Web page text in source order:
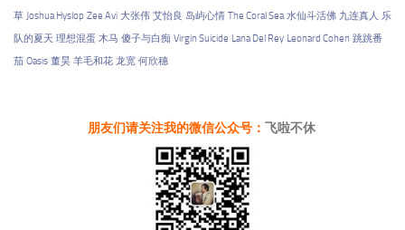
草 Joshua Hyslop Zee Avi 大张伟 艾怡良 岛屿心情 The Coral Sea 水仙斗活佛 九连真人 乐
队的夏天 理想混蛋 木马 傻子与白痴 Virgin Suicide Lana Del Rey Leonard Cohen 跳跳番
茄 Oasis 董昊 羊毛和花 龙宽 何欣穗
朋友们请关注我的微信公众号： 飞啦不休